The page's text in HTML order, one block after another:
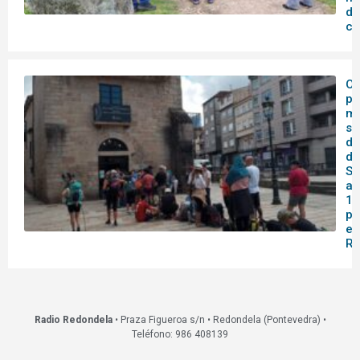
O
de
14
en
Radio Redondela• Praza Figueroa s/n • Redondela (Pontevedra) •
Teléfono: 986 408139